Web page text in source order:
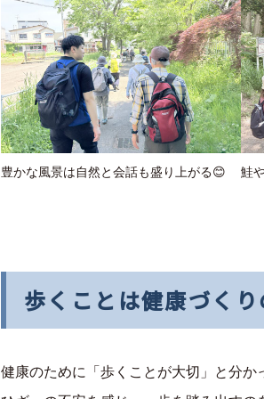
豊かな風景は自然と会話も盛り上がる😊 鮭
歩くことは健康づく
健康のために「歩くことが大切」と分